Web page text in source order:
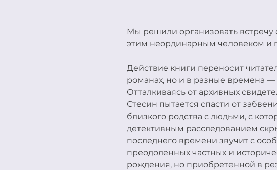
Мы решили организовать встречу
этим неординарным человеком и
Действие книги переносит
романах, но и в разные времена
Отталкиваясь от архивных
Стесин пытается спасти от
близкого родства с людьми, с
детективным расследованием
последнего времени звучит с
преодоленных частных и
рождения, но приобретенной в